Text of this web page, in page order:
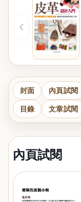
‹
封面 內頁試閱
目錄 文章試閱
內頁試閱